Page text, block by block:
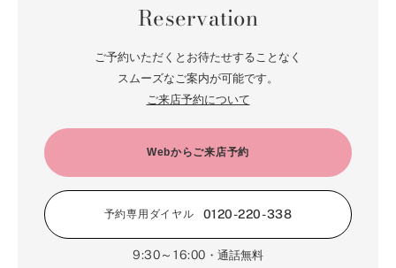
Reservation
ご予約いただくとお待たせすることなく
スムーズなご案内が可能です。
ご来店予約について
Webからご来店予約
予約専用ダイヤル 0120-220-338
9:30～16:00 ・通話無料